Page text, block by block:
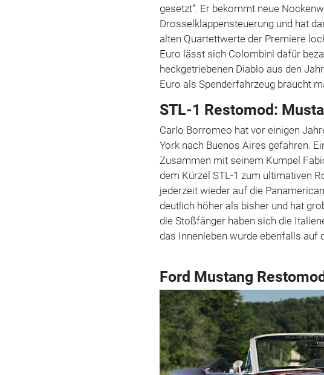
gesetzt“. Er bekommt neue
Drosselklappensteuerung und hat
alten Quartettwerte der Premiere
Euro lässt sich Colombini dafür
heckgetriebenen Diablo aus den
Euro als Spenderfahrzeug braucht
STL-1 Restomod:
Carlo Borromeo hat vor einigen
York nach Buenos Aires gefahren.
Zusammen mit seinem Kumpel
dem Kürzel STL-1 zum ultimativen
jederzeit wieder auf die
deutlich höher als bisher und hat
die Stoßfänger haben sich die
das Innenleben wurde ebenfalls auf
Ford Mustang Restomod